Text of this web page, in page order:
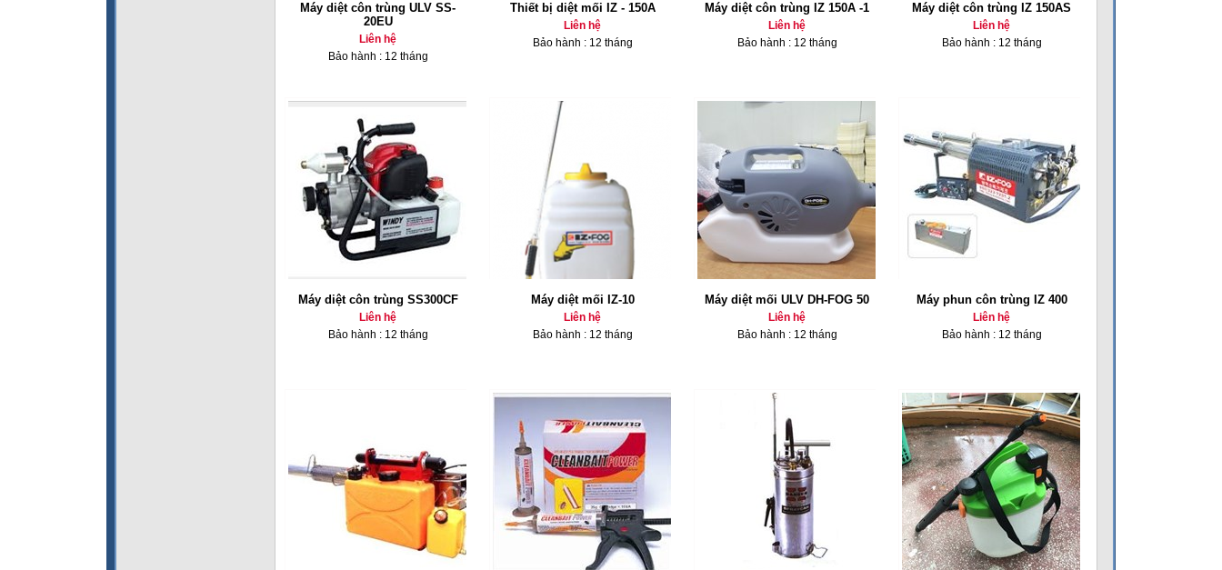
Máy diệt côn trùng ULV SS-
20EU
Liên hệ
Bảo hành : 12 tháng
Thiết bị diệt mối IZ - 150A
Liên hệ
Bảo hành : 12 tháng
Máy diệt côn trùng IZ 150A -1
Liên hệ
Bảo hành : 12 tháng
Máy diệt côn trùng IZ 150AS
Liên hệ
Bảo hành : 12 tháng
Máy diệt côn trùng SS300CF
Liên hệ
Bảo hành : 12 tháng
Máy diệt mối IZ-10
Liên hệ
Bảo hành : 12 tháng
Máy diệt mối ULV DH-FOG 50
Liên hệ
Bảo hành : 12 tháng
Máy phun côn trùng IZ 400
Liên hệ
Bảo hành : 12 tháng